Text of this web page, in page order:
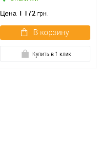
Цена 1 172 грн.
В корзину
Купить в 1 клик